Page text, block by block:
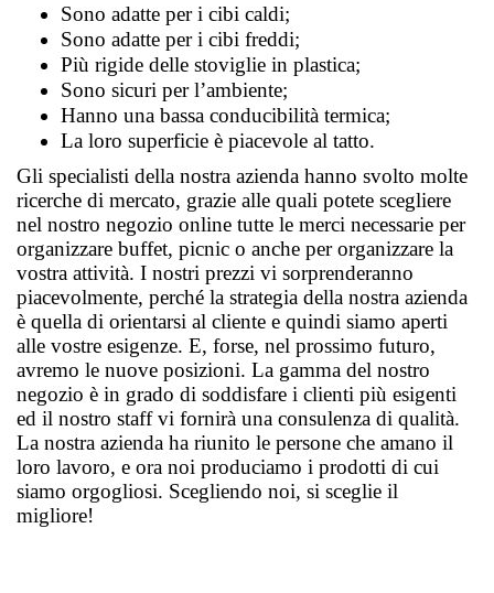
Sono adatte per i cibi caldi;
Sono adatte per i cibi freddi;
Più rigide delle stoviglie in plastica;
Sono sicuri per l’ambiente;
Hanno una bassa conducibilità termica;
La loro superficie è piacevole al tatto.
Gli specialisti della nostra azienda hanno svolto molte
ricerche di mercato, grazie alle quali potete scegliere
nel nostro negozio online tutte le merci necessarie per
organizzare buffet, picnic o anche per organizzare la
vostra attività. I nostri prezzi vi sorprenderanno
piacevolmente, perché la strategia della nostra azienda
è quella di orientarsi al cliente e quindi siamo aperti
alle vostre esigenze. E, forse, nel prossimo futuro,
avremo le nuove posizioni. La gamma del nostro
negozio è in grado di soddisfare i clienti più esigenti
ed il nostro staff vi fornirà una consulenza di qualità.
La nostra azienda ha riunito le persone che amano il
loro lavoro, e ora noi produciamo i prodotti di cui
siamo orgogliosi. Scegliendo noi, si sceglie il
migliore!